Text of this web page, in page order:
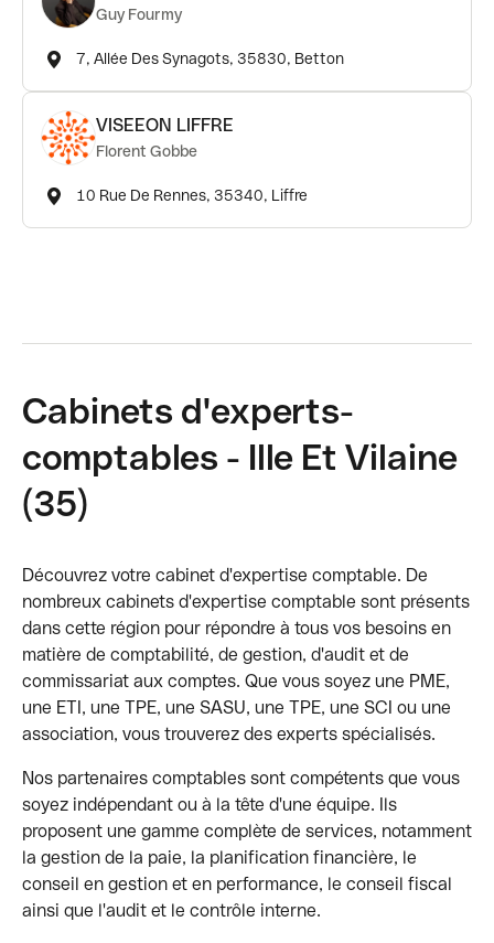
Guy Fourmy
7, Allée Des Synagots, 35830, Betton
VISEEON LIFFRE
Florent Gobbe
10 Rue De Rennes, 35340, Liffre
Cabinets d'experts-
comptables - Ille Et Vilaine
(35)
Découvrez votre cabinet d'expertise comptable. De
nombreux cabinets d'expertise comptable sont présents
dans cette région pour répondre à tous vos besoins en
matière de comptabilité, de gestion, d'audit et de
commissariat aux comptes. Que vous soyez une PME,
une ETI, une TPE, une SASU, une TPE, une SCI ou une
association, vous trouverez des experts spécialisés.
Nos partenaires comptables sont compétents que vous
soyez indépendant ou à la tête d'une équipe. Ils
proposent une gamme complète de services, notamment
la gestion de la paie, la planification financière, le
conseil en gestion et en performance, le conseil fiscal
ainsi que l'audit et le contrôle interne.